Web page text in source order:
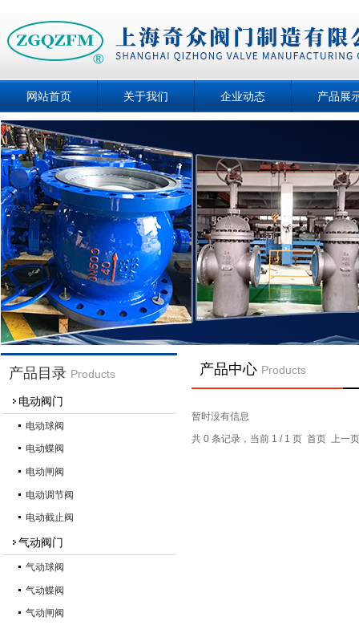
网站首页 关于我们 企业动态 产品展
产品目录 Products
电动阀门
电动球阀
电动蝶阀
电动闸阀
电动调节阀
电动截止阀
气动阀门
气动球阀
气动蝶阀
气动闸阀
产品中心 Products
暂时没有信息
共 0 条记录，当前 1 / 1 页 首页 上一